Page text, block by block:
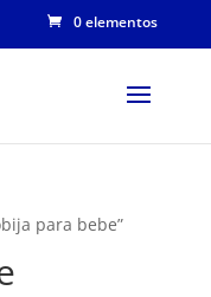
0 elementos
para bebe”